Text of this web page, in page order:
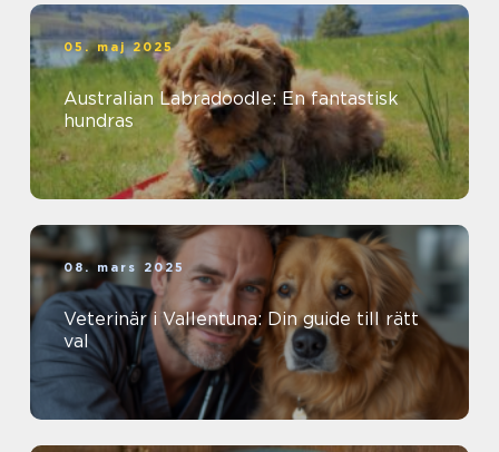
05. maj 2025
Australian Labradoodle: En fantastisk
hundras
08. mars 2025
Veterinär i Vallentuna: Din guide till rätt
val